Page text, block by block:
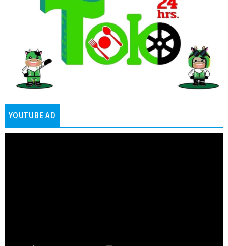
YOUTUBE AD